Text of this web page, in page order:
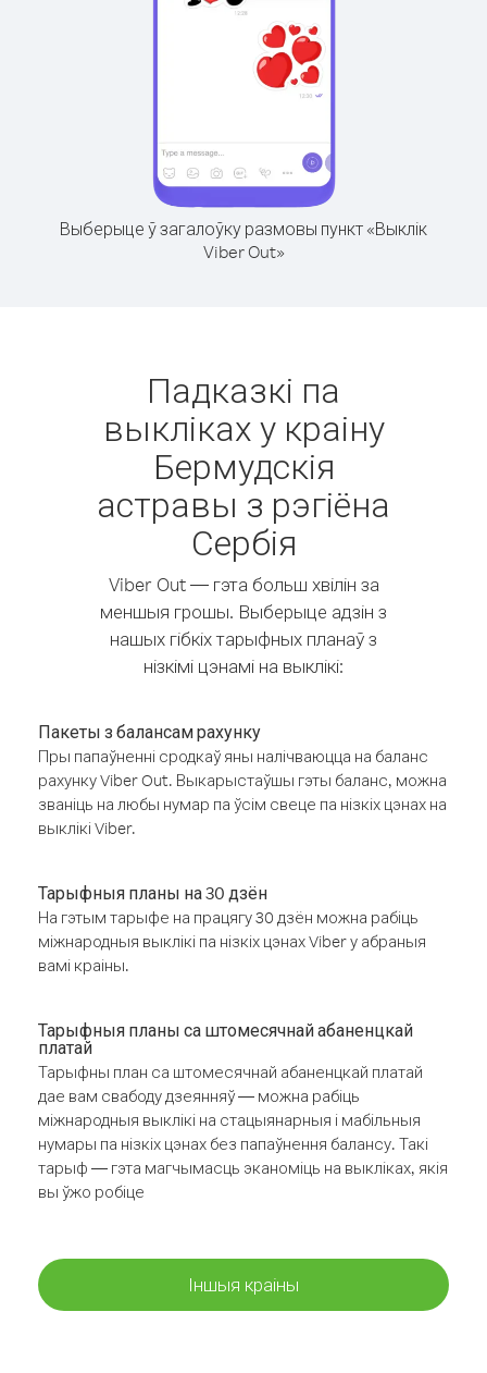
Выберыце ў загалоўку размовы пункт «Выклік
Viber Out»
Падказкі па
выкліках у краіну
Бермудскія
астравы з рэгіёна
Сербія
Viber Out — гэта больш хвілін за
меншыя грошы. Выберыце адзін з
нашых гібкіх тарыфных планаў з
нізкімі цэнамі на выклікі:
Пакеты з балансам рахунку
Пры папаўненні сродкаў яны налічваюцца на баланс
рахунку Viber Out. Выкарыстаўшы гэты баланс, можна
званіць на любы нумар па ўсім свеце па нізкіх цэнах на
выклікі Viber.
Тарыфныя планы на 30 дзён
На гэтым тарыфе на працягу 30 дзён можна рабіць
міжнародныя выклікі па нізкіх цэнах Viber у абраныя
вамі краіны.
Тарыфныя планы са штомесячнай абаненцкай
платай
Тарыфны план са штомесячнай абаненцкай платай
дае вам свабоду дзеянняў — можна рабіць
міжнародныя выклікі на стацыянарныя і мабільныя
нумары па нізкіх цэнах без папаўнення балансу. Такі
тарыф — гэта магчымасць эканоміць на выкліках, якія
вы ўжо робіце
Іншыя краіны